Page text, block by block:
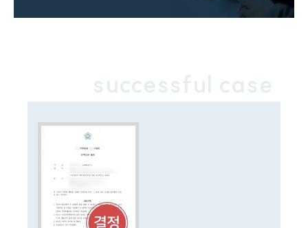
상간자위자료계산기
구성원 소개
successful case